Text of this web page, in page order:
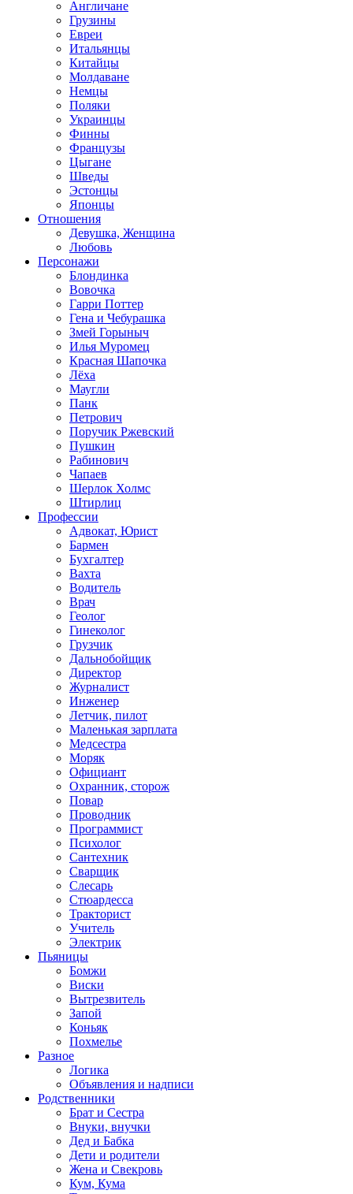
Англичане
Грузины
Евреи
Итальянцы
Китайцы
Молдаване
Немцы
Поляки
Украинцы
Финны
Французы
Цыгане
Шведы
Эстонцы
Японцы
Отношения
Девушка, Женщина
Любовь
Персонажи
Блондинка
Вовочка
Гарри Поттер
Гена и Чебурашка
Змей Горыныч
Илья Муромец
Красная Шапочка
Лёха
Маугли
Панк
Петрович
Поручик Ржевский
Пушкин
Рабинович
Чапаев
Шерлок Холмс
Штирлиц
Профессии
Адвокат, Юрист
Бармен
Бухгалтер
Вахта
Водитель
Врач
Геолог
Гинеколог
Грузчик
Дальнобойщик
Директор
Журналист
Инженер
Летчик, пилот
Маленькая зарплата
Медсестра
Моряк
Официант
Охранник, сторож
Повар
Проводник
Программист
Психолог
Сантехник
Сварщик
Слесарь
Стюардесса
Тракторист
Учитель
Электрик
Пьяницы
Бомжи
Виски
Вытрезвитель
Запой
Коньяк
Похмелье
Разное
Логика
Объявления и надписи
Родственники
Брат и Сестра
Внуки, внучки
Дед и Бабка
Дети и родители
Жена и Свекровь
Кум, Кума